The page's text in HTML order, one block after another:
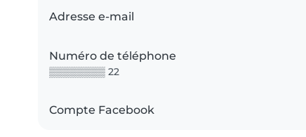
Adresse e-mail
Numéro de téléphone
▒▒▒▒▒▒▒▒ 22
Compte Facebook